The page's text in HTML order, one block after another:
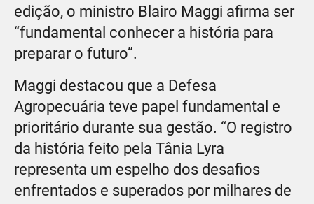
edição, o ministro Blairo Maggi afirma ser
“fundamental conhecer a história para
preparar o futuro”.
Maggi destacou que a Defesa
Agropecuária teve papel fundamental e
prioritário durante sua gestão. “O registro
da história feito pela Tânia Lyra
representa um espelho dos desafios
enfrentados e superados por milhares de